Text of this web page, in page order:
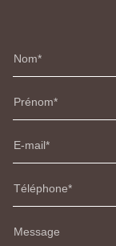
Nom
Prénom
E-mail
Téléphone
Message